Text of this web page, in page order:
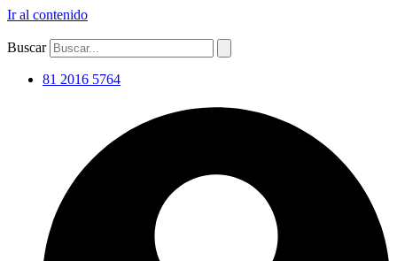
Ir al contenido
Buscar
81 2016 5764